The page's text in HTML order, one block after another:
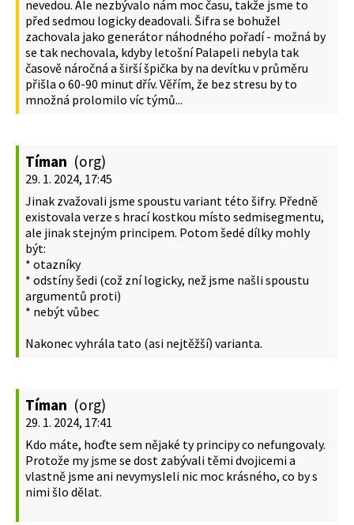
nevedou. Ale nezbývalo nám moc času, takže jsme to
před sedmou logicky deadovali. Šifra se bohužel
zachovala jako generátor náhodného pořadí - možná by
se tak nechovala, kdyby letošní Palapeli nebyla tak
časově náročná a širší špička by na devítku v průměru
přišla o 60-90 minut dřív. Věřím, že bez stresu by to
množná prolomilo víc týmů...
Tíman (org)
29. 1. 2024, 17:45
Jinak zvažovali jsme spoustu variant této šifry. Předně
existovala verze s hrací kostkou místo sedmisegmentu,
ale jinak stejným principem. Potom šedé dílky mohly
být:
* otazníky
* odstíny šedi (což zní logicky, než jsme našli spoustu
argumentů proti)
* nebýt vůbec
Nakonec vyhrála tato (asi nejtěžší) varianta.
Tíman (org)
29. 1. 2024, 17:41
Kdo máte, hoďte sem nějaké ty principy co nefungovaly.
Protože my jsme se dost zabývali těmi dvojicemi a
vlastně jsme ani nevymysleli nic moc krásného, co by s
nimi šlo dělat.